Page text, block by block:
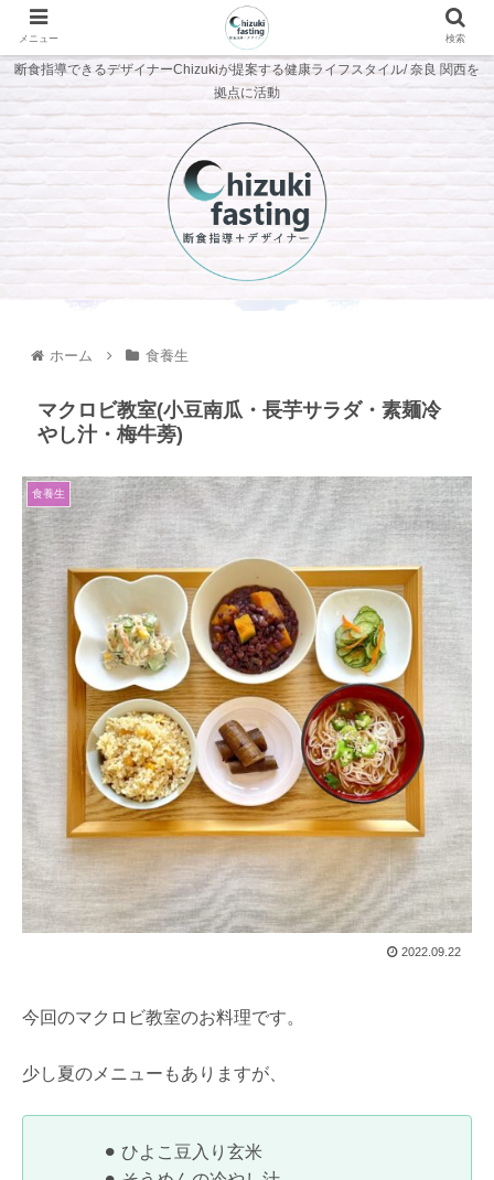
断食指導できるデザイナーChizukiが提案する健康ライフスタイル/ 奈良 関西を
拠点に活動
ホーム 食養生
マクロビ教室(小豆南瓜・長芋サラダ・素麺冷
やし汁・梅牛蒡)
食養生
2022.09.22
今回のマクロビ教室のお料理です。
少し夏のメニューもありますが、
⚫︎ ひよこ豆入り玄米
メニュー 検索